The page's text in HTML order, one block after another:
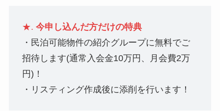
★. 今申し込んだ方だけの特典
・民泊可能物件の紹介グループに無料でご
招待します(通常入会金10万円、月会費2万
円)！
・リスティング作成後に添削を行います！